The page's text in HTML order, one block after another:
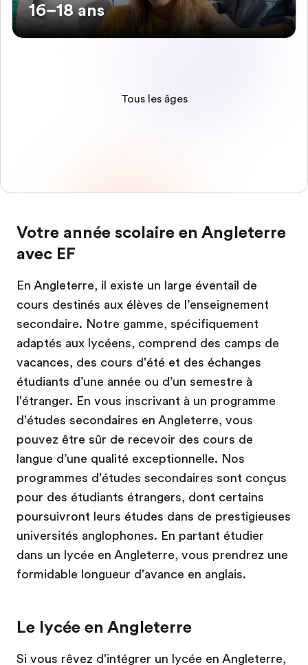
16–18 ans
Tous les âges
Votre année scolaire en Angleterre
avec EF
En Angleterre, il existe un large éventail de
cours destinés aux élèves de l’enseignement
secondaire. Notre gamme, spécifiquement
adaptés aux lycéens, comprend des camps de
vacances, des cours d'été et des échanges
étudiants d’une année ou d’un semestre à
l'étranger. En vous inscrivant à un programme
d'études secondaires en Angleterre, vous
pouvez être sûr de recevoir des cours de
langue d’une qualité exceptionnelle. Nos
programmes d'études secondaires sont conçus
pour des étudiants étrangers, dont certains
poursuivront leurs études dans de prestigieuses
universités anglophones. En partant étudier
dans un lycée en Angleterre, vous prendrez une
formidable longueur d'avance en anglais.
Le lycée en Angleterre
Si vous rêvez d'intégrer un lycée en Angleterre,